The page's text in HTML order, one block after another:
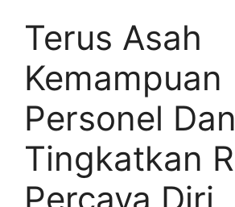
Terus Asah
Kemampuan
Personel Dan
Tingkatkan